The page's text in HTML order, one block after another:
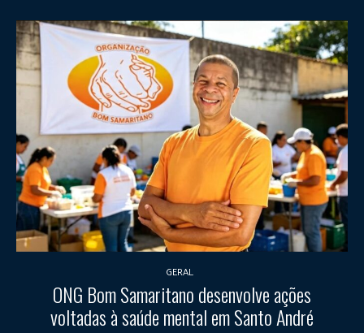
GERAL
ONG Bom Samaritano desenvolve ações
voltadas à saúde mental em Santo André